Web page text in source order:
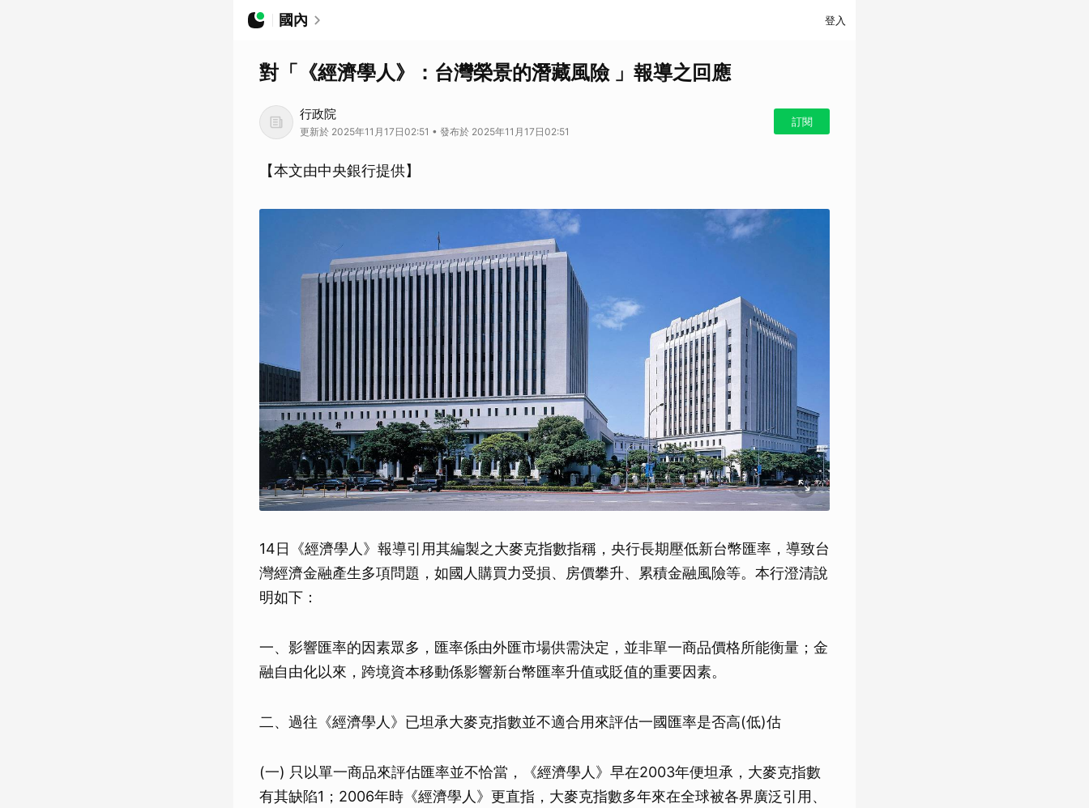
國內 登入
對「《經濟學人》：台灣榮景的潛藏風險 」報導之回應
行政院
更新於 2025年11月17日02:51 • 發布於 2025年11月17日02:51
訂閱
【本文由中央銀行提供】
14日《經濟學人》報導引用其編製之大麥克指數指稱，央行長期壓低新台幣匯率，導致台
灣經濟金融產生多項問題，如國人購買力受損、房價攀升、累積金融風險等。本行澄清說
明如下：
一、影響匯率的因素眾多，匯率係由外匯市場供需決定，並非單一商品價格所能衡量；金
融自由化以來，跨境資本移動係影響新台幣匯率升值或貶值的重要因素。
二、過往《經濟學人》已坦承大麥克指數並不適合用來評估一國匯率是否高(低)估
(一) 只以單一商品來評估匯率並不恰當，《經濟學人》早在2003年便坦承，大麥克指數
有其缺陷1；2006年時《經濟學人》更直指，大麥克指數多年來在全球被各界廣泛引用、
取消